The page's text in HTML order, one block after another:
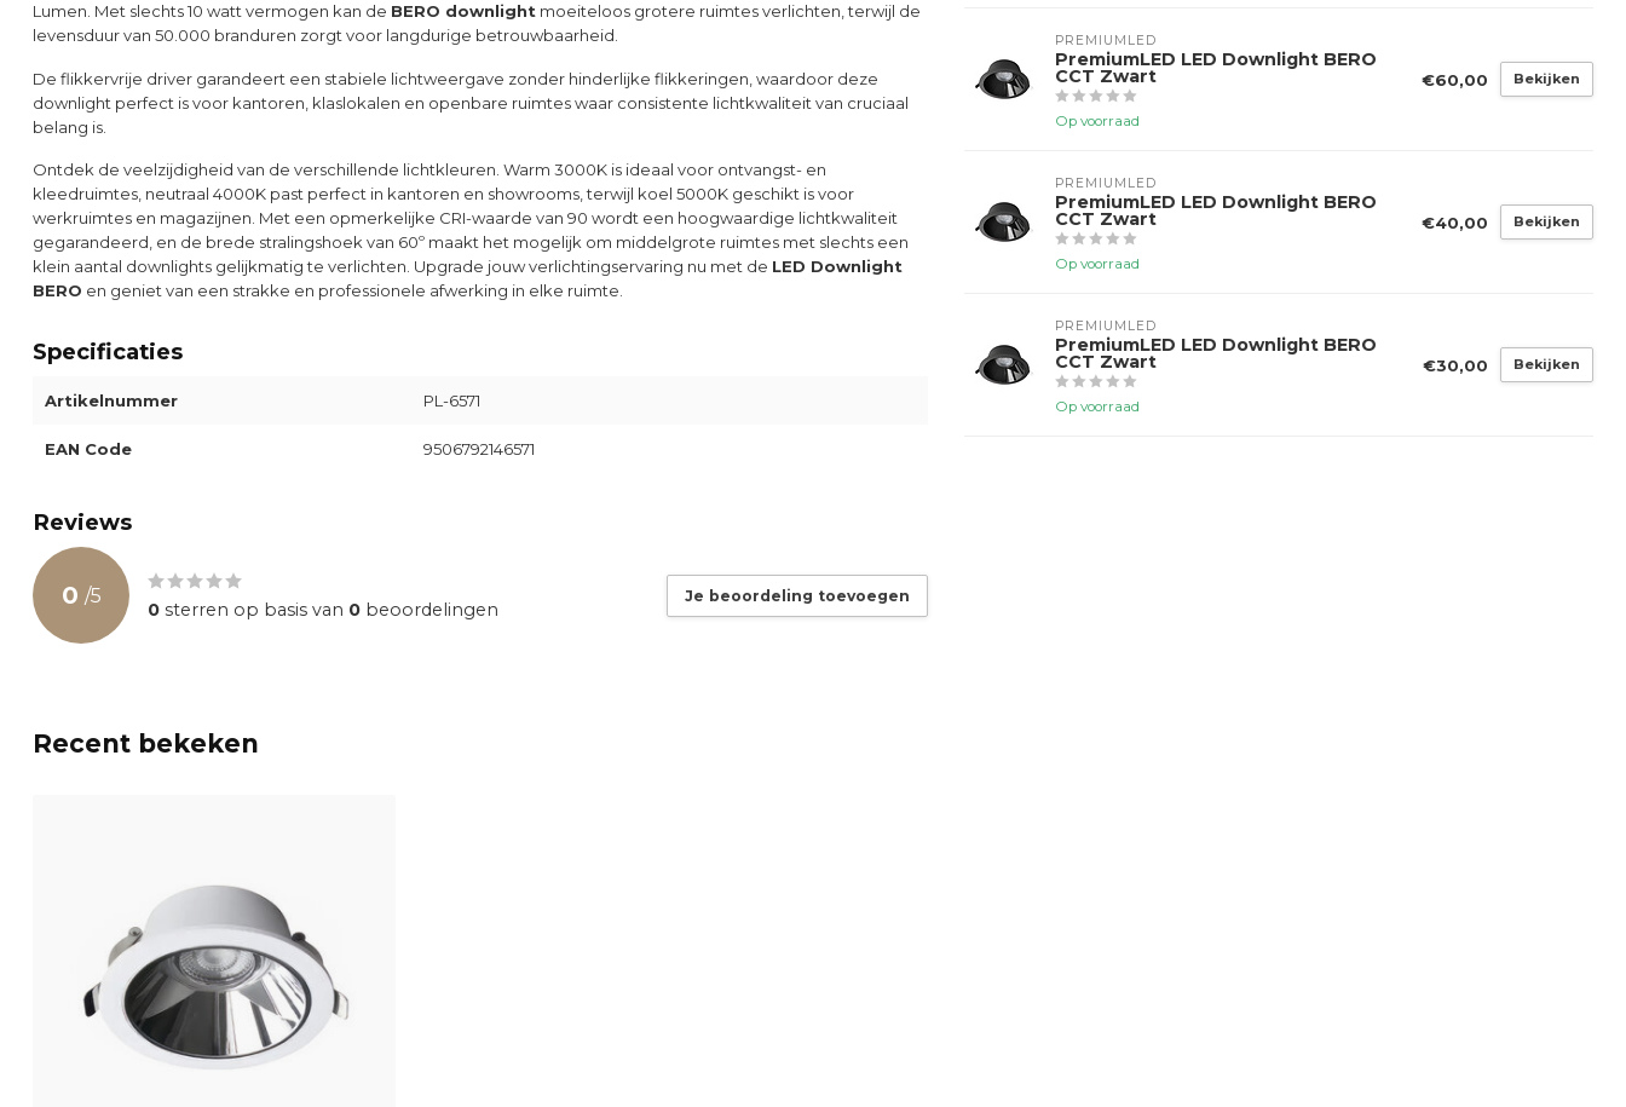
Lumen. Met slechts 10 watt vermogen kan de BERO downlight moeiteloos grotere ruimtes verlichten, terwijl de
levensduur van 50.000 branduren zorgt voor langdurige betrouwbaarheid.
De flikkervrije driver garandeert een stabiele lichtweergave zonder hinderlijke flikkeringen, waardoor deze
downlight perfect is voor kantoren, klaslokalen en openbare ruimtes waar consistente lichtkwaliteit van cruciaal
belang is.
Ontdek de veelzijdigheid van de verschillende lichtkleuren. Warm 3000K is ideaal voor ontvangst- en
kleedruimtes, neutraal 4000K past perfect in kantoren en showrooms, terwijl koel 5000K geschikt is voor
werkruimtes en magazijnen. Met een opmerkelijke CRI-waarde van 90 wordt een hoogwaardige lichtkwaliteit
gegarandeerd, en de brede stralingshoek van 60º maakt het mogelijk om middelgrote ruimtes met slechts een
klein aantal downlights gelijkmatig te verlichten. Upgrade jouw verlichtingservaring nu met de LED Downlight
BERO en geniet van een strakke en professionele afwerking in elke ruimte.
Specificaties
Artikelnummer PL-6571
EAN Code 9506792146571
Reviews
0 /5
0 sterren op basis van 0 beoordelingen
Je beoordeling toevoegen
PREMIUMLED
PremiumLED LED Downlight BERO
CCT Zwart
Op voorraad
€60,00 Bekijken
PREMIUMLED
PremiumLED LED Downlight BERO
CCT Zwart
Op voorraad
€40,00 Bekijken
PREMIUMLED
PremiumLED LED Downlight BERO
CCT Zwart
Op voorraad
€30,00 Bekijken
Recent bekeken